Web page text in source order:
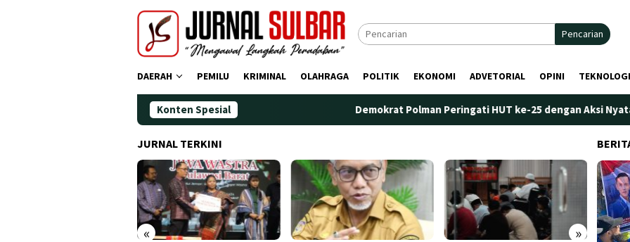
Pencarian
DAERAH PEMILU KRIMINAL OLAHRAGA POLITIK EKONOMI ADVETORIAL OPINI TEKNOLOGI
Konten Spesial Demokrat Polman Peringati HUT ke-25 dengan Aksi Nyata di
JURNAL TERKINI
« »